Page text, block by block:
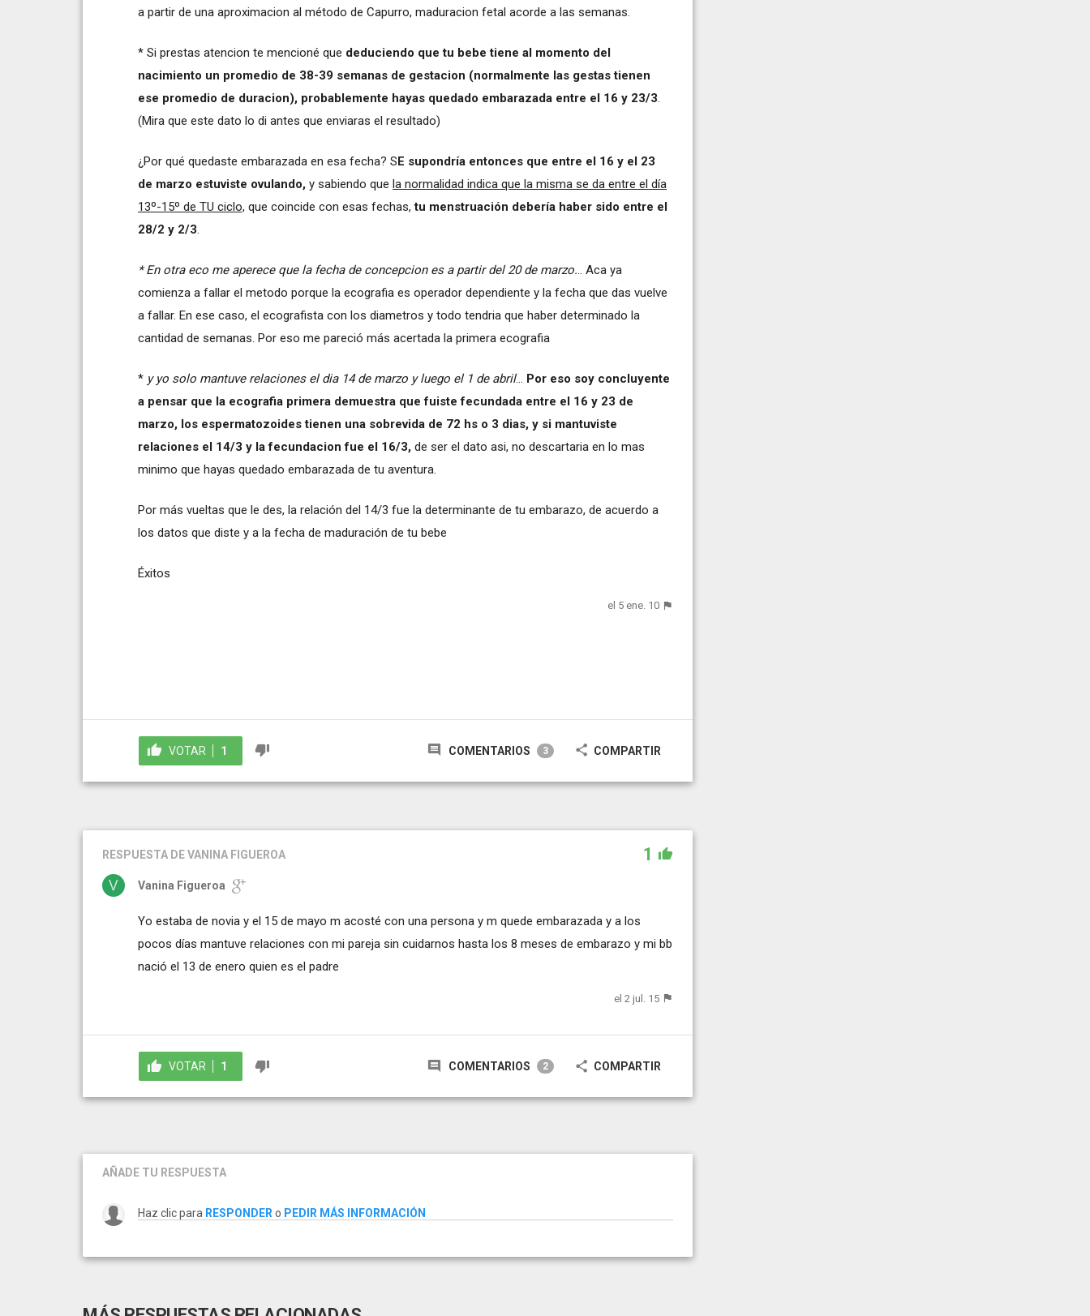
a partir de una aproximacion al método de Capurro, maduracion fetal acorde a las semanas.
* Si prestas atencion te mencioné que deduciendo que tu bebe tiene al momento del
nacimiento un promedio de 38-39 semanas de gestacion (normalmente las gestas tienen
ese promedio de duracion), probablemente hayas quedado embarazada entre el 16 y 23/3.
(Mira que este dato lo di antes que enviaras el resultado)
¿Por qué quedaste embarazada en esa fecha? SE supondría entonces que entre el 16 y el 23
de marzo estuviste ovulando, y sabiendo que la normalidad indica que la misma se da entre el día
13º-15º de TU ciclo, que coincide con esas fechas,tu menstruación debería haber sido entre el
28/2 y 2/3.
* En otra eco me aperece que la fecha de concepcion es a partir del 20 de marzo... Aca ya
comienza a fallar el metodo porque la ecografia es operador dependiente y la fecha que das vuelve
a fallar. En ese caso, el ecografista con los diametros y todo tendria que haber determinado la
cantidad de semanas. Por eso me pareció más acertada la primera ecografia
* y yo solo mantuve relaciones el dia 14 de marzo y luego el 1 de abril... Por eso soy concluyente
a pensar que la ecografia primera demuestra que fuiste fecundada entre el 16 y 23 de
marzo, los espermatozoides tienen una sobrevida de 72 hs o 3 dias, y si mantuviste
relaciones el 14/3 y la fecundacion fue el 16/3, de ser el dato asi, no descartaria en lo mas
minimo que hayas quedado embarazada de tu aventura.
Por más vueltas que le des, la relación del 14/3 fue la determinante de tu embarazo, de acuerdo a
los datos que diste y a la fecha de maduración de tu bebe
Éxitos
el 5 ene. 10
VOTAR 1 COMENTARIOS 3 COMPARTIR
RESPUESTA DE VANINA FIGUEROA 1
Vanina Figueroa
Yo estaba de novia y el 15 de mayo m acosté con una persona y m quede embarazada y a los
pocos días mantuve relaciones con mi pareja sin cuidarnos hasta los 8 meses de embarazo y mi bb
nació el 13 de enero quien es el padre
el 2 jul. 15
VOTAR 1 COMENTARIOS 2 COMPARTIR
AÑADE TU RESPUESTA
Haz clic para RESPONDER o PEDIR MÁS INFORMACIÓN